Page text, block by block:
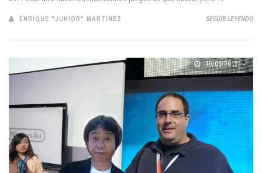
ENRIQUE "JUNIOR" MARTINEZ SEGUIR LEYENDO
10/06/2012